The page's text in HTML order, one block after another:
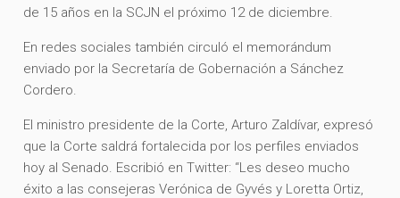
de 15 años en la SCJN el próximo 12 de diciembre.
En redes sociales también circuló el memorándum
enviado por la Secretaría de Gobernación a Sánchez
Cordero.
El ministro presidente de la Corte, Arturo Zaldívar, expresó
que la Corte saldrá fortalecida por los perfiles enviados
hoy al Senado. Escribió en Twitter: “Les deseo mucho
éxito a las consejeras Verónica de Gyvés y Loretta Ortiz,